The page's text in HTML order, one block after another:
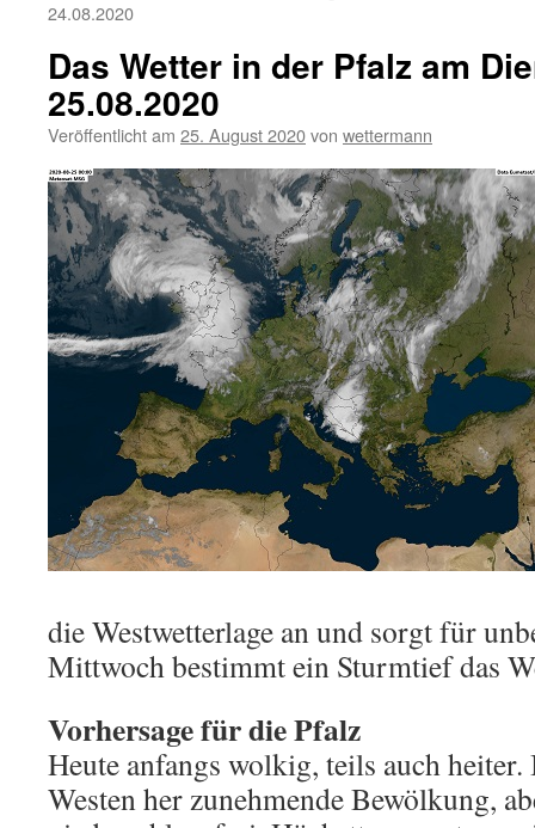
24.08.2020
Das Wetter in der Pfalz am
25.08.2020
Veröffentlicht am 25. August 2020von wettermann
die Westwetterlage an und sorgt für
Mittwoch bestimmt ein Sturmtief das
Vorhersage für die Pfalz
Heute anfangs wolkig, teils auch
Westen her zunehmende Bewölkung,